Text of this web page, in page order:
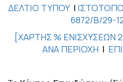
ΔΕΛΤΙΟ ΤΥΠΟΥ Ι
6872/Β/29-
[ΧΑΡΤΗΣ % ΕΝΙΣΧΥΣΕΩΝ
ΑΝΑ ΠΕΡΙΟΧΗ Ι